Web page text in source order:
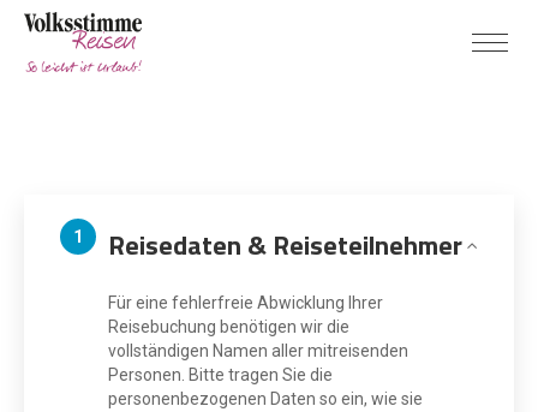
1 Reisedaten & Reiseteilnehmer
Für eine fehlerfreie Abwicklung Ihrer
Reisebuchung benötigen wir die
vollständigen Namen aller mitreisenden
Personen. Bitte tragen Sie die
personenbezogenen Daten so ein, wie sie